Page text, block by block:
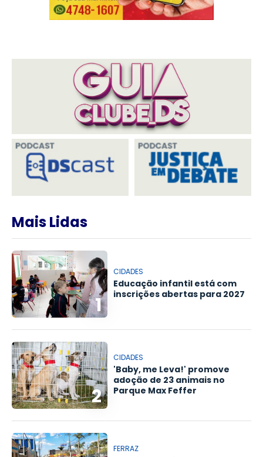
Mais Lidas
1
CIDADES
Educação infantil está com
inscrições abertas para 2027
2
CIDADES
'Baby, me Leva!' promove
adoção de 23 animais no
Parque Max Feffer
FERRAZ